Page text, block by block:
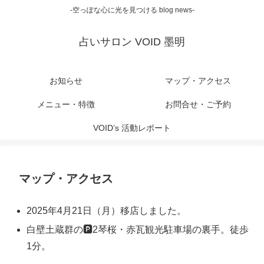
-空っぽな心に光を見つける blog news-
占いサロン VOID 墨明
お知らせ マップ・アクセス
メニュー・特徴 お問合せ・ご予約
VOID’s 活動レポート
マップ・アクセス
2025年4月21日（月）移店しました。
白壁土蔵群の🅿️2琴桜・赤瓦観光駐車場の裏手。徒歩
1分。